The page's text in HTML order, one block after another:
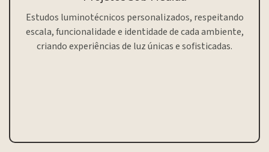
Estudos luminotécnicos personalizados, respeitando
escala, funcionalidade e identidade de cada ambiente,
criando experiências de luz únicas e sofisticadas.